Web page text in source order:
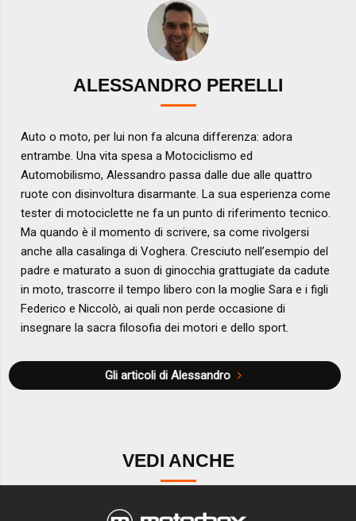
ALESSANDRO PERELLI
Auto o moto, per lui non fa alcuna differenza: adora
entrambe. Una vita spesa a Motociclismo ed
Automobilismo, Alessandro passa dalle due alle quattro
ruote con disinvoltura disarmante. La sua esperienza come
tester di motociclette ne fa un punto di riferimento tecnico.
Ma quando è il momento di scrivere, sa come rivolgersi
anche alla casalinga di Voghera. Cresciuto nell’esempio del
padre e maturato a suon di ginocchia grattugiate da cadute
in moto, trascorre il tempo libero con la moglie Sara e i figli
Federico e Niccolò, ai quali non perde occasione di
insegnare la sacra filosofia dei motori e dello sport.
Gli articoli di Alessandro
VEDI ANCHE